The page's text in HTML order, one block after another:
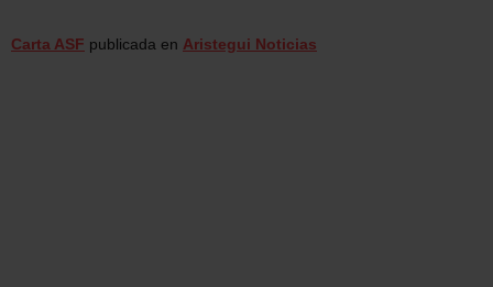
Carta ASF publicada en Aristegui Noticias